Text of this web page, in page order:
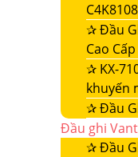
✰Đầu
Cao Cấp
✰ KX-
khuyến
✰Đầu
Đầu ghi
✰Đầu